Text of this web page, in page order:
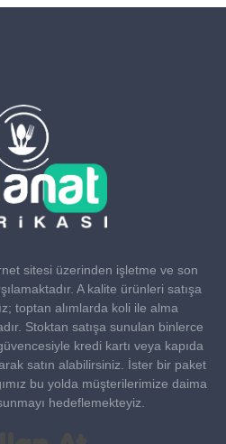
sitesi üzerinden işletme ve son
A kalite ürünleri satışa
toptan alımlarda koli ile alma
Stoktan satışa sunulan binlerce
kredi kartı veya kapıda
satın alabilirsiniz. İster bir paket
bu yolda müşterilerimize daima
hedeflemekteyiz.